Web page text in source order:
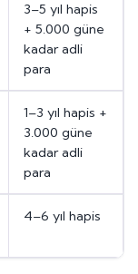
3–5 yıl hapis
+ 5.000 güne
kadar adli
para
1–3 yıl hapis +
3.000 güne
kadar adli
para
4–6 yıl hapis